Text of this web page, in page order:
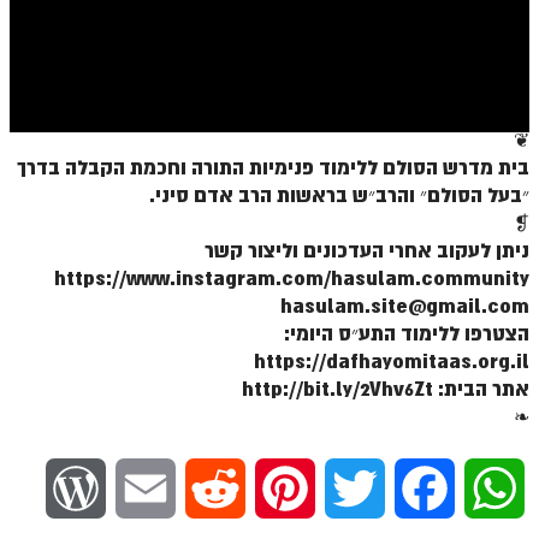
ספר הזוהר נח מתחילים
ספר הזוהר נח מתקדמים
ספר הזוהר לך לך מתחילים
ספר הזוהר לך לך מתקדמים
ספר הזוהר וירא מתחילים
ספר הזוהר וירא מתקדמים
ספר הזוהר חיי שרה מתחילים
ספר הזוהר חיי שרה מתקדמים
ספר הזוהר תולדות מתחילים
❦
בית מדרש הסולם ללימוד פנימיות התורה וחכמת הקבלה בדרך
״בעל הסולם״ והרב״ש בראשות הרב אדם סיני.
❡
ניתן לעקוב אחרי העדכונים וליצור קשר
https://www.instagram.com/hasulam.community
hasulam.site@gmail.com
הצטרפו ללימוד התע״ס היומי:
https://dafhayomitaas.org.il
אתר הבית: http://bit.ly/2Vhv6Zt
❧